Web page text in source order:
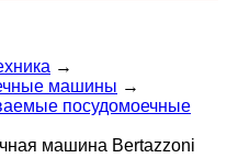
→
машины →
посудомоечные
машина Bertazzoni